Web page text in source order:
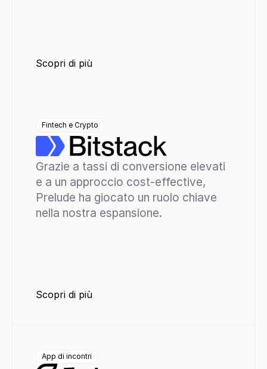
Scopri di più
Fintech e Crypto
Grazie a tassi di conversione elevati
e a un approccio cost-effective,
Prelude ha giocato un ruolo chiave
nella nostra espansione.
Scopri di più
App di incontri